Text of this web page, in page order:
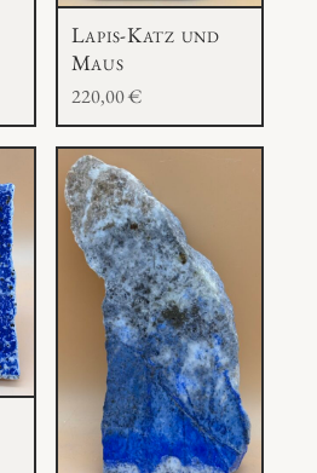
Lapis-Katz und
Maus
220,00€